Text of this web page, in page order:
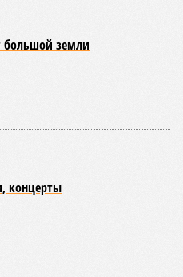
большой земли
концерты